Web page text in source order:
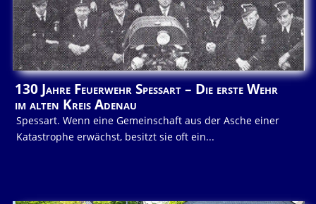
130 Jahre Feuerwehr Spessart – Die erste Wehr
im alten Kreis Adenau
Spessart. Wenn eine Gemeinschaft aus der Asche einer
Katastrophe erwächst, besitzt sie oft ein...